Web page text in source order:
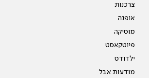
צרכנות
אופנה
מוסיקה
פיוטקאסט
ילדודס
מודעות אבל